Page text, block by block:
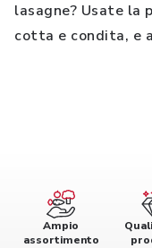
lasagne? Usate la
cotta e condita, e
Ampio
assortimento